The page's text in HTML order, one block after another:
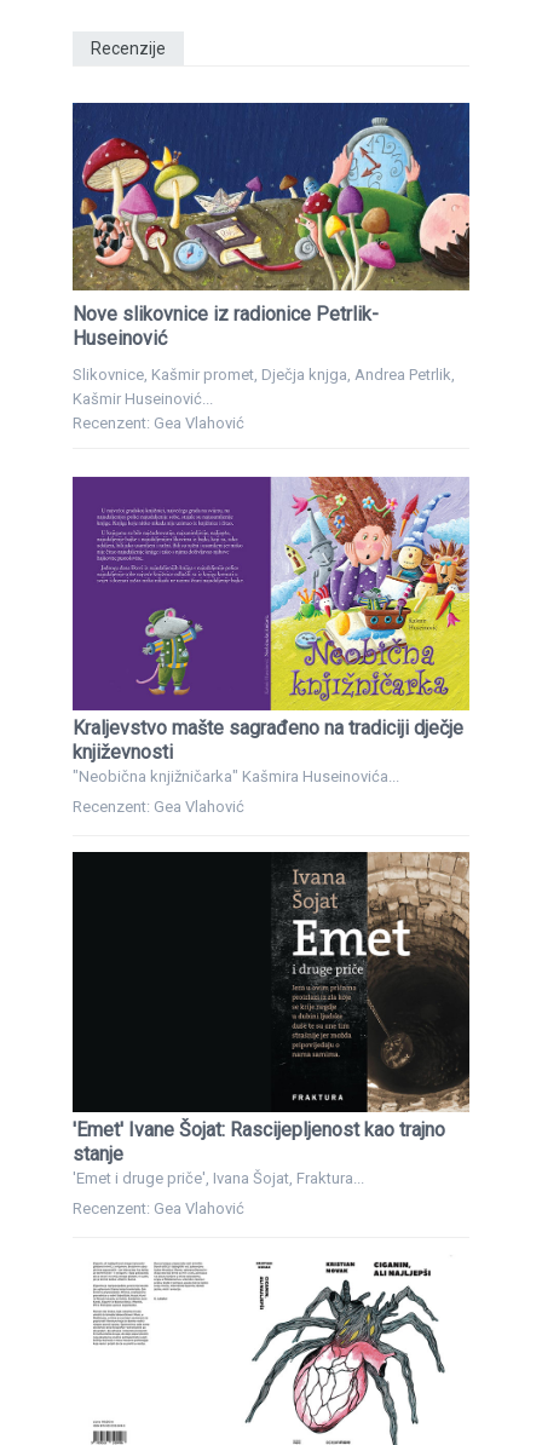
Recenzije
Nove slikovnice iz radionice Petrlik-
Huseinović
Slikovnice, Kašmir promet, Dječja knjga, Andrea Petrlik,
Kašmir Huseinović...
Recenzent: Gea Vlahović
Kraljevstvo mašte sagrađeno na tradiciji dječje
književnosti
"Neobična knjižničarka" Kašmira Huseinovića...
Recenzent: Gea Vlahović
'Emet' Ivane Šojat: Rascijepljenost kao trajno
stanje
'Emet i druge priče', Ivana Šojat, Fraktura...
Recenzent: Gea Vlahović